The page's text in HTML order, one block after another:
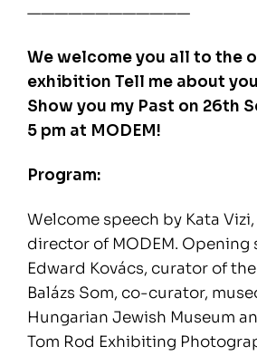
————————————
We welcome you all to the
exhibition Tell me about
Show you my Past on 26th
5 pm at MODEM!
Program:
Welcome speech by Kata
director of MODEM. Opening
Edward Kovács, curator of
Balázs Som, co-curator,
Hungarian Jewish Museum
Tom Rod Exhibiting